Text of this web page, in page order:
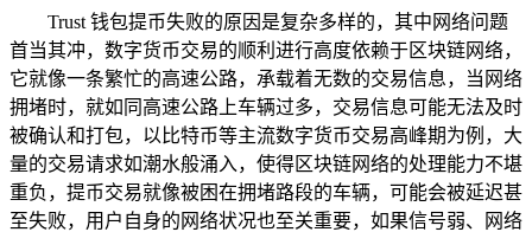
Trust 钱包提币失败的原因是复杂多样的，其中网络问题
首当其冲，数字货币交易的顺利进行高度依赖于区块链网络，
它就像一条繁忙的高速公路，承载着无数的交易信息，当网络
拥堵时，就如同高速公路上车辆过多，交易信息可能无法及时
被确认和打包，以比特币等主流数字货币交易高峰期为例，大
量的交易请求如潮水般涌入，使得区块链网络的处理能力不堪
重负，提币交易就像被困在拥堵路段的车辆，可能会被延迟甚
至失败，用户自身的网络状况也至关重要，如果信号弱、网络